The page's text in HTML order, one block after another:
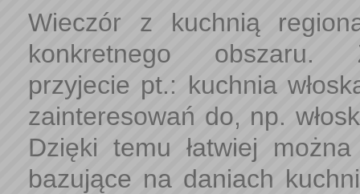
Wieczór z kuchnią
konkretnego obszaru.
przyjecie pt.: kuchnia
zainteresowań do, np.
Dzięki temu łatwiej
bazujące na daniach